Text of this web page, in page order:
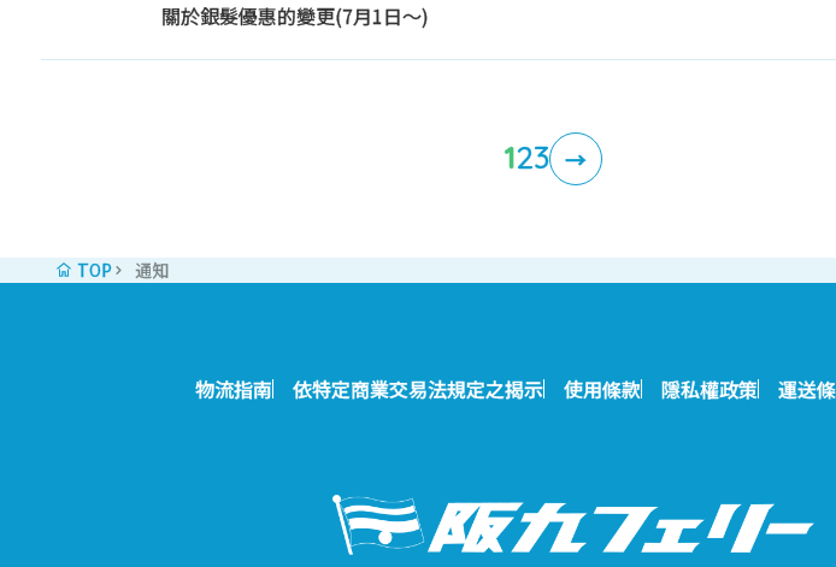
關於銀髮優惠的變更(7月1日～)
123 →
TOP 通知
物流指南 依特定商業交易法規定之揭示 使用條款 隱私權政策 運送